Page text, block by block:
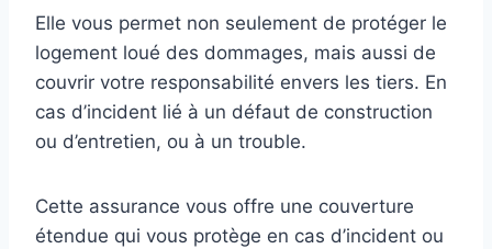
Elle vous permet non seulement de protéger le
logement loué des dommages, mais aussi de
couvrir votre responsabilité envers les tiers. En
cas d’incident lié à un défaut de construction
ou d’entretien, ou à un trouble.
Cette assurance vous offre une couverture
étendue qui vous protège en cas d’incident ou